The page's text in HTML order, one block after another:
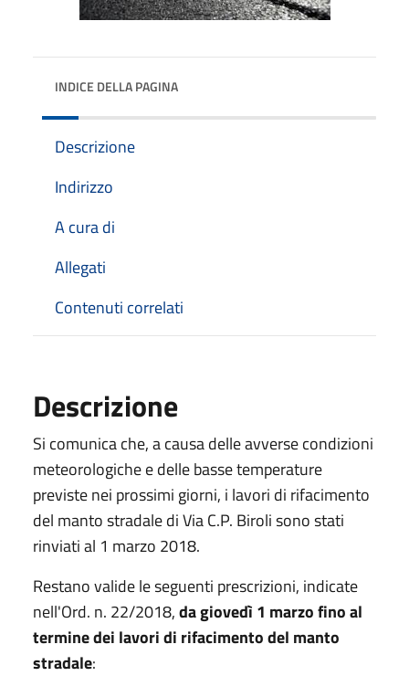
INDICE DELLA PAGINA
Descrizione
Indirizzo
A cura di
Allegati
Contenuti correlati
Descrizione
Si comunica che, a causa delle avverse condizioni
meteorologiche e delle basse temperature
previste nei prossimi giorni, i lavori di rifacimento
del manto stradale di Via C.P. Biroli sono stati
rinviati al 1 marzo 2018.
Restano valide le seguenti prescrizioni, indicate
nell'Ord. n. 22/2018,da giovedì 1 marzo fino al
termine dei lavori di rifacimento del manto
stradale: